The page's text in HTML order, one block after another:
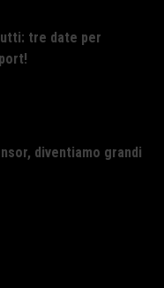
tre date per
diventiamo grandi